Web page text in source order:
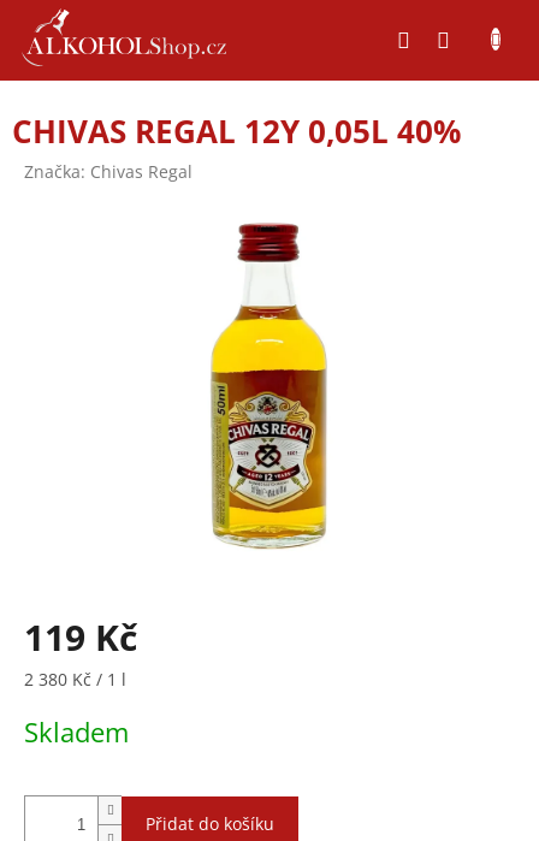
obsah
CHIVAS REGAL 12Y 0,05L 40%
Značka: Chivas Regal
119 Kč
Měrná
2 380 Kč / 1 l
Skladem
Přidat do košíku